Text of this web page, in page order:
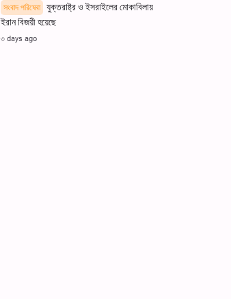
সংবাদ পরিষেবা
যুক্তরাষ্ট্র ও ইসরাইলের মোকাবিলায়
ইরান বিজয়ী হয়েছে
৩ days ago